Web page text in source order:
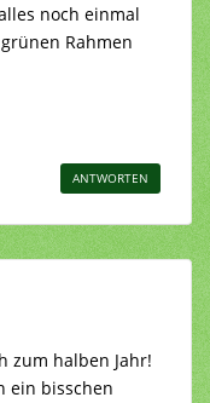
noch einmal
Rahmen
ANTWORTEN
zum halben Jahr!
ein bisschen